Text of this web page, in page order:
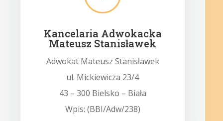
Kancelaria Adwokacka
Mateusz Stanisławek
Adwokat Mateusz Stanisławek
ul. Mickiewicza 23/4
43 – 300 Bielsko – Biała
Wpis: (BBI/Adw/238)